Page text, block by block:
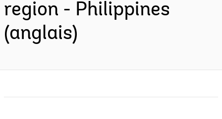
region - Philippines
(anglais)